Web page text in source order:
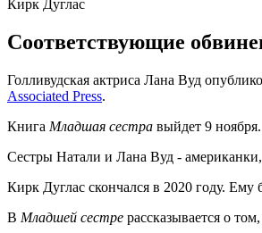
Кирк Дуглас
Соответствующие
Голливудская актриса Лана Вуд
Associated Press.
Книга Младшая сестра выйдет 9
Сестры Натали и Лана Вуд -
Кирк Дуглас скончался в 2020 году.
В Младшей сестре рассказывается о